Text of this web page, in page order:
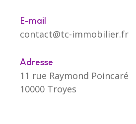
E-mail
contact@tc-immobilier.fr
Adresse
11 rue Raymond Poincaré
10000 Troyes